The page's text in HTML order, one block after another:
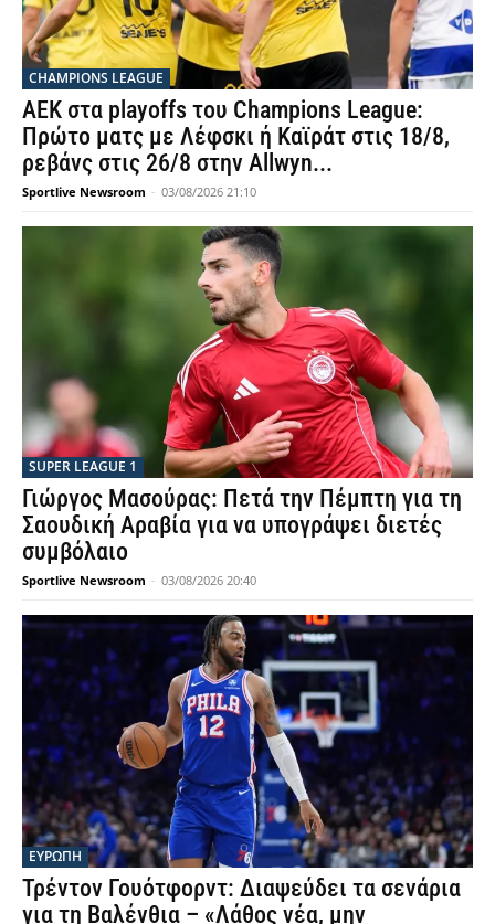
CHAMPIONS LEAGUE
ΑΕΚ στα playoffs του Champions League:
Πρώτο ματς με Λέφσκι ή Καϊράτ στις 18/8,
ρεβάνς στις 26/8 στην Allwyn...
Sportlive Newsroom - 03/08/2026 21:10
SUPER LEAGUE 1
Γιώργος Μασούρας: Πετά την Πέμπτη για τη
Σαουδική Αραβία για να υπογράψει διετές
συμβόλαιο
Sportlive Newsroom - 03/08/2026 20:40
ΕΥΡΩΠΗ
Τρέντον Γουότφορντ: Διαψεύδει τα σενάρια
για τη Βαλένθια – «Λάθος νέα, μην